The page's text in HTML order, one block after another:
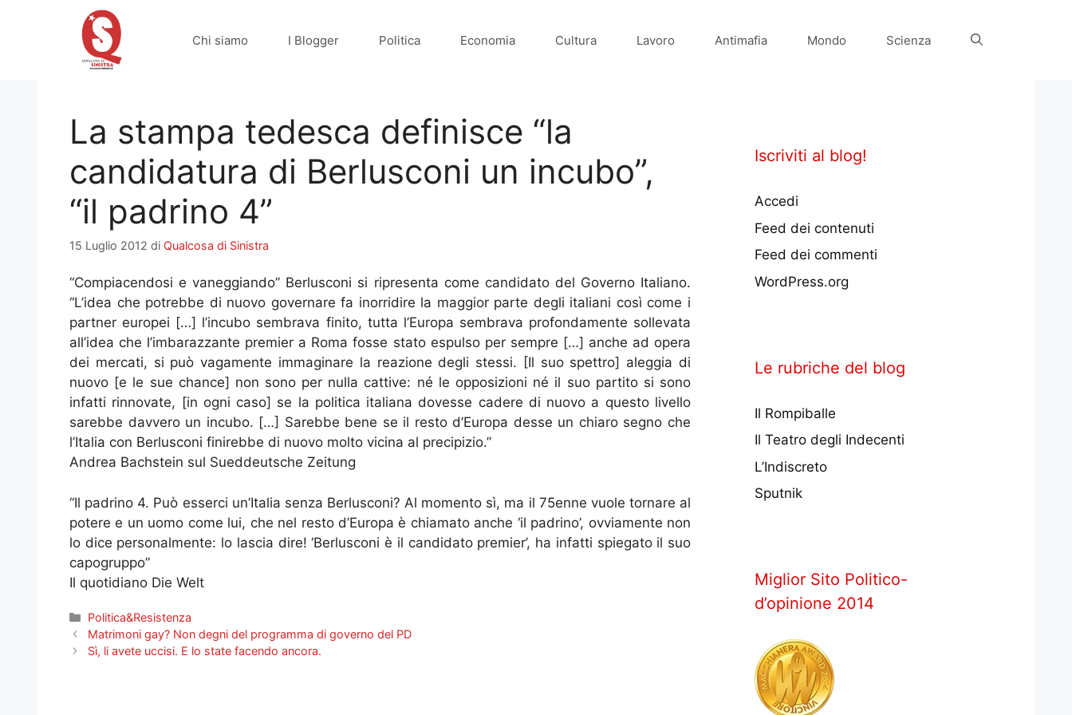
Chi siamo I Blogger Politica Economia Cultura Lavoro Antimafia Mondo Scienza
La stampa tedesca definisce “la
candidatura di Berlusconi un incubo”,
“il padrino 4”
15 Luglio 2012 di Qualcosa di Sinistra
“Compiacendosi e vaneggiando” Berlusconi si ripresenta come candidato del Governo Italiano.
“L’idea che potrebbe di nuovo governare fa inorridire la maggior parte degli italiani così come i
partner europei […] l’incubo sembrava finito, tutta l’Europa sembrava profondamente sollevata
all’idea che l’imbarazzante premier a Roma fosse stato espulso per sempre […] anche ad opera
dei mercati, si può vagamente immaginare la reazione degli stessi. [Il suo spettro] aleggia di
nuovo [e le sue chance] non sono per nulla cattive: né le opposizioni né il suo partito si sono
infatti rinnovate, [in ogni caso] se la politica italiana dovesse cadere di nuovo a questo livello
sarebbe davvero un incubo. […] Sarebbe bene se il resto d’Europa desse un chiaro segno che
l’Italia con Berlusconi finirebbe di nuovo molto vicina al precipizio.”
Andrea Bachstein sul Sueddeutsche Zeitung
“Il padrino 4. Può esserci un’Italia senza Berlusconi? Al momento sì, ma il 75enne vuole tornare al
potere e un uomo come lui, che nel resto d’Europa è chiamato anche ‘il padrino’, ovviamente non
lo dice personalmente: lo lascia dire! ‘Berlusconi è il candidato premier’, ha infatti spiegato il suo
capogruppo”
Il quotidiano Die Welt
Categorie
Politica&Resistenza
Matrimoni gay? Non degni del programma di governo del PD
Sì, li avete uccisi. E lo state facendo ancora.
Iscriviti al blog!
Accedi
Feed dei contenuti
Feed dei commenti
WordPress.org
Le rubriche del blog
Il Rompiballe
Il Teatro degli Indecenti
L’Indiscreto
Sputnik
Miglior Sito Politico-
d’opinione 2014